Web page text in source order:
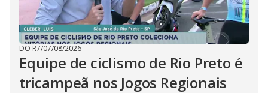
DO R7/07/08/2026
Equipe de ciclismo de Rio Preto é
tricampeã nos Jogos Regionais